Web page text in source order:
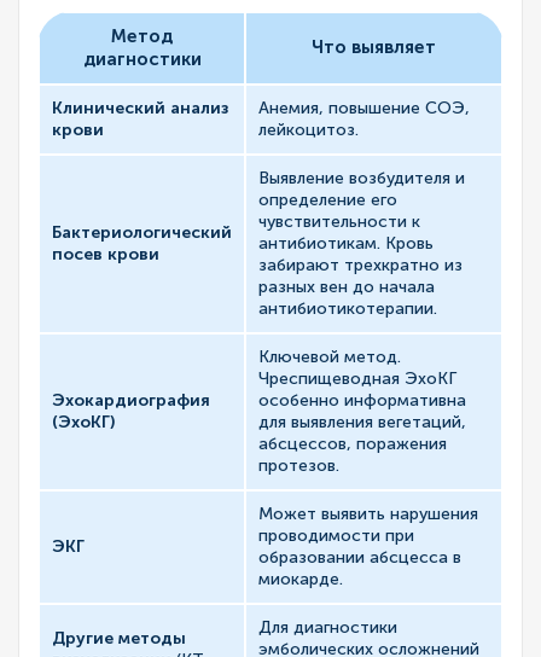
Метод
диагностики
Что выявляет
Клинический анализ
крови
Анемия, повышение СОЭ,
лейкоцитоз.
Бактериологический
посев крови
Выявление возбудителя и
определение его
чувствительности к
антибиотикам. Кровь
забирают трехкратно из
разных вен до начала
антибиотикотерапии.
Эхокардиография
(ЭхоКГ)
Ключевой метод.
Чреспищеводная ЭхоКГ
особенно информативна
для выявления вегетаций,
абсцессов, поражения
протезов.
ЭКГ
Может выявить нарушения
проводимости при
образовании абсцесса в
миокарде.
Другие методы
Для диагностики
эмболических осложнений